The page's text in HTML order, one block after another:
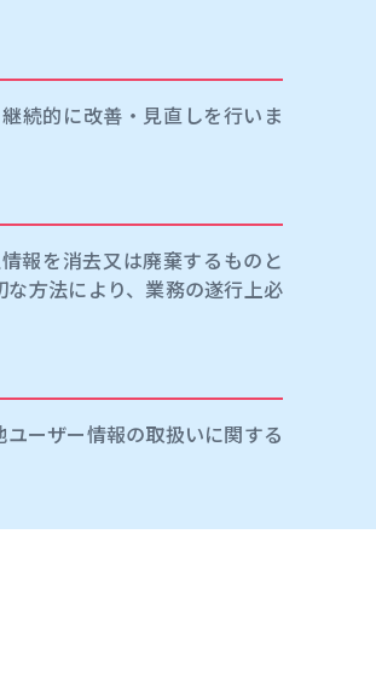
続的に改善・見直しを行いま
報を消去又は廃棄するものと
方法により、業務の遂行上必
ーザー情報の取扱いに関する